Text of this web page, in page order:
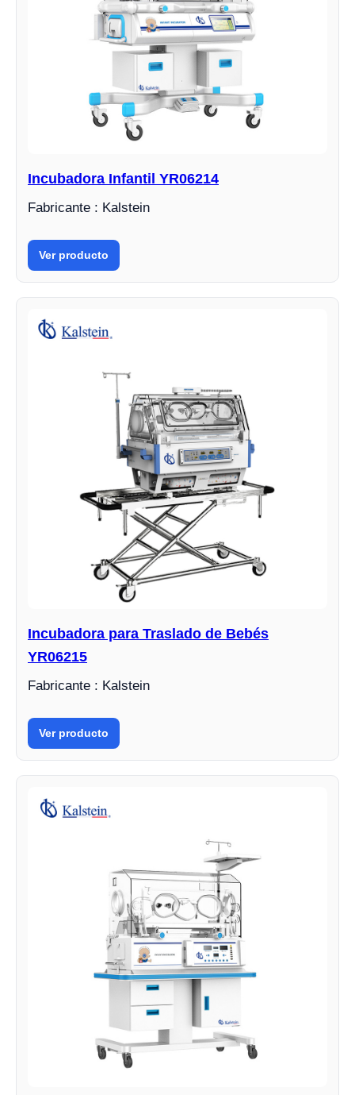
Incubadora Infantil YR06214
Fabricante : Kalstein
Ver producto
Incubadora para Traslado de Bebés
YR06215
Fabricante : Kalstein
Ver producto